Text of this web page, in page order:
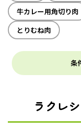
牛カレー用角切り肉
とりむね肉
条
ラクレ